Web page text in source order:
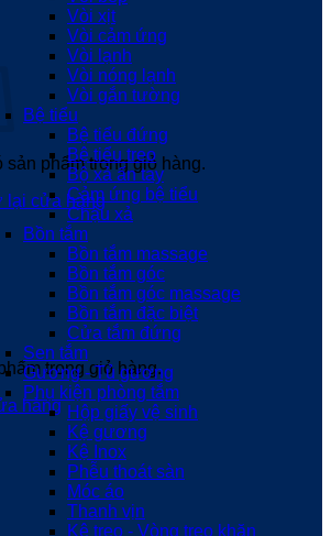
sản phẩm trong giỏ hàng.
lại cửa hàng
trong giỏ hàng.
hàng
Vòi xịt
Vòi cảm ứng
Vòi lạnh
Vòi nóng lạnh
Vòi gắn tường
Bệ tiểu
Bệ tiểu đứng
Bệ tiểu treo
Bộ xả ấn tay
Cảm ứng bệ tiểu
Chậu xả
Bồn tắm
Bồn tắm massage
Bồn tắm góc
Bồn tắm góc massage
Bồn tắm đặc biệt
Cửa tắm đứng
Sen tắm
Gương - Tủ gương
Phụ kiện phòng tắm
Hộp giấy vệ sinh
Kệ gương
Kệ Inox
Phễu thoát sàn
Móc áo
Thanh vịn
Kệ treo - Vòng treo khăn